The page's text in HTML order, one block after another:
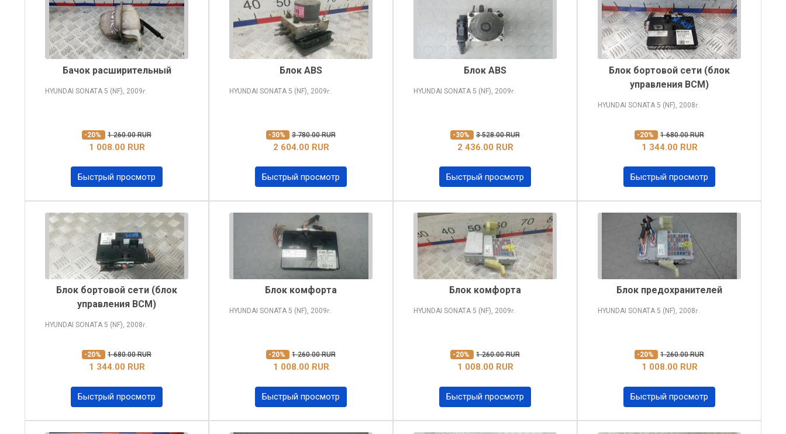
Бачок расширительный
HYUNDAI SONATA 5 (NF), 2009г.
-20% 1 260.00 RUR
1 008.00 RUR
Быстрый просмотр
Блок ABS
HYUNDAI SONATA 5 (NF), 2009г.
-30% 3 780.00 RUR
2 604.00 RUR
Быстрый просмотр
Блок ABS
HYUNDAI SONATA 5 (NF), 2009г.
-30% 3 528.00 RUR
2 436.00 RUR
Быстрый просмотр
Блок бортовой сети (блок
управления BCM)
HYUNDAI SONATA 5 (NF), 2008г.
-20% 1 680.00 RUR
1 344.00 RUR
Быстрый просмотр
Блок бортовой сети (блок
управления BCM)
HYUNDAI SONATA 5 (NF), 2008г.
-20% 1 680.00 RUR
1 344.00 RUR
Быстрый просмотр
Блок комфорта
HYUNDAI SONATA 5 (NF), 2009г.
-20% 1 260.00 RUR
1 008.00 RUR
Быстрый просмотр
Блок комфорта
HYUNDAI SONATA 5 (NF), 2009г.
-20% 1 260.00 RUR
1 008.00 RUR
Быстрый просмотр
Блок предохранителей
HYUNDAI SONATA 5 (NF), 2008г.
-20% 1 260.00 RUR
1 008.00 RUR
Быстрый просмотр